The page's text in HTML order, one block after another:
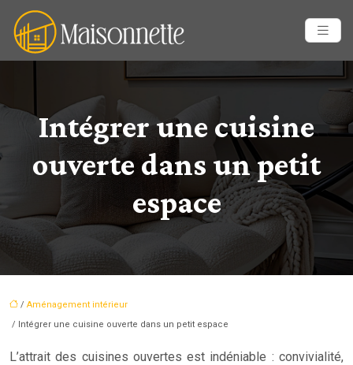
Intégrer une cuisine
ouverte dans un petit
espace
/ Aménagement intérieur
/ Intégrer une cuisine ouverte dans un petit espace
L’attrait des cuisines ouvertes est indéniable : convivialité,